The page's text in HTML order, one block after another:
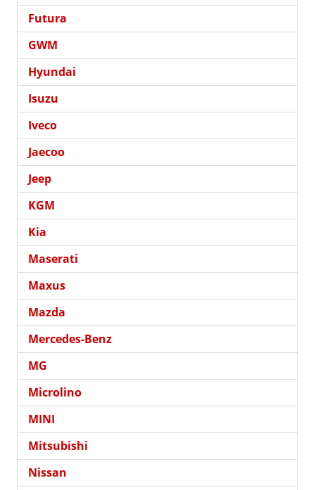
Futura
GWM
Hyundai
Isuzu
Iveco
Jaecoo
Jeep
KGM
Kia
Maserati
Maxus
Mazda
Mercedes-Benz
MG
Microlino
MINI
Mitsubishi
Nissan